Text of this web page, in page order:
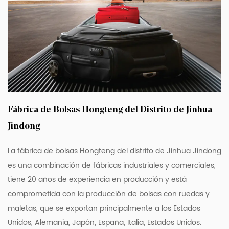
estructura organizativa versátil, que incluye
múltiples compartimentos con cremallera y
correas de sujeción elásticas, que pueden
separar y asegurar eficazmente sus
pertenencias. Ya sea ropa, zapatos u otros
artículos pequeños, se pueden guardar de
forma ordenada, lo que le permitirá
encontrar rápidamente lo que necesita.
Esta maleta está equipada con cuatro
ruedas silenciosas y flexibles que pueden
rodar suavemente sobre diversas
superficies y reducir la fatiga durante el
viaje. La varilla de tracción incorporada de
aleación de aluminio es resistente y
duradera, puede soportar pasajeros de
Fábrica de Bolsas Hongteng del Distrito de Jinhua
Jindong
La fábrica de bolsas Hongteng del distrito de Jinhua Jindong
es una combinación de fábricas industriales y comerciales,
tiene 20 años de experiencia en producción y está
comprometida con la producción de bolsas con ruedas y
maletas, que se exportan principalmente a los Estados
Unidos, Alemania, Japón, España, Italia, Estados Unidos.